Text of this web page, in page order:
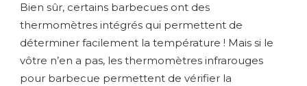
Bien sûr, certains barbecues ont des
thermomètres intégrés qui permettent de
déterminer facilement la température ! Mais si le
vôtre n’en a pas, les thermomètres infrarouges
pour barbecue permettent de vérifier la